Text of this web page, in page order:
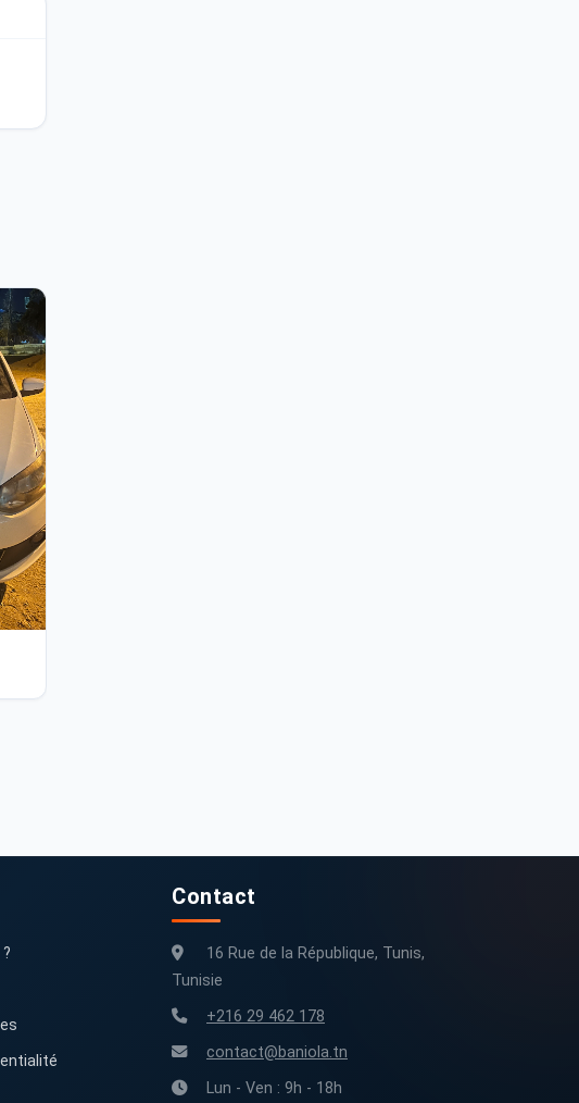
Contact
16 Rue de la République, Tunis,
Tunisie
+216 29 462 178
contact@baniola.tn
Lun - Ven : 9h - 18h